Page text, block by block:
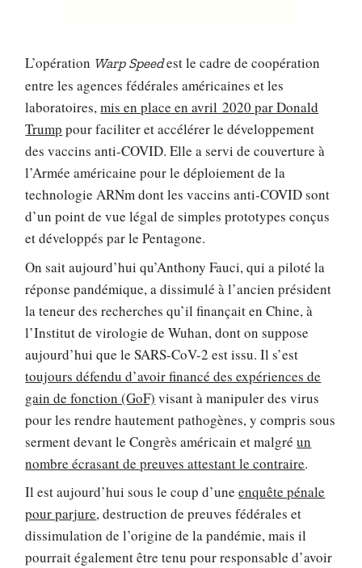
L’opération Warp Speedest le cadre de coopération
entre les agences fédérales américaines et les
laboratoires,mis en place en avril 2020 par Donald
Trump pour faciliter et accélérer le développement
des vaccins anti-COVID. Elle a servi de couverture à
l’Armée américaine pour le déploiement de la
technologie ARNm dont les vaccins anti-COVID sont
d’un point de vue légal de simples prototypes conçus
et développés par le Pentagone.
On sait aujourd’hui qu’Anthony Fauci, qui a piloté la
réponse pandémique, a dissimulé à l’ancien président
la teneur des recherches qu’il finançait en Chine, à
l’Institut de virologie de Wuhan, dont on suppose
aujourd’hui que le SARS-CoV-2 est issu. Il s’est
toujours défendu d’avoir financé des expériences de
gain de fonction (GoF) visant à manipuler des virus
pour les rendre hautement pathogènes, y compris sous
serment devant le Congrès américain et malgréun
nombre écrasant de preuves attestant le contraire.
Il est aujourd’hui sous le coup d’uneenquête pénale
pour parjure, destruction de preuves fédérales et
dissimulation de l’origine de la pandémie, mais il
pourrait également être tenu pour responsable d’avoir